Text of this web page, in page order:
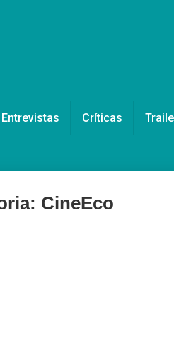
Entrevistas Críticas
CineEco